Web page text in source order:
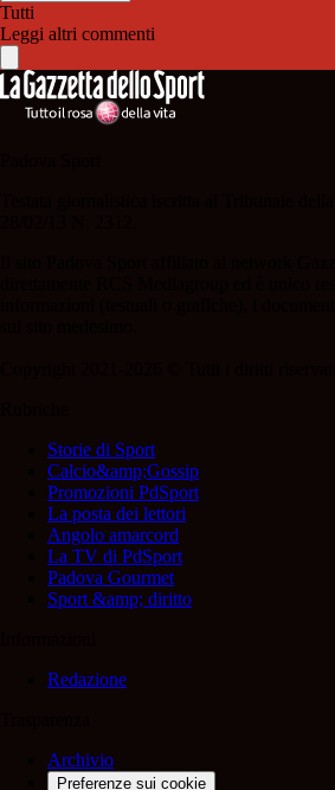
Tutti
Leggi altri commenti
Storie di Sport
Calcio&amp;Gossip
Promozioni PdSport
La posta dei lettori
Angolo amarcord
La TV di PdSport
Padova Gourmet
Sport &amp; diritto
Redazione
Archivio
Preferenze sui cookie